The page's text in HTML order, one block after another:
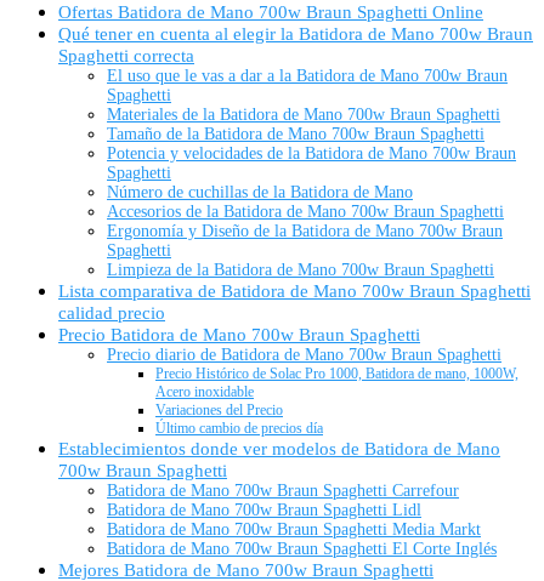
Ofertas Batidora de Mano 700w Braun Spaghetti Online
Qué tener en cuenta al elegir la Batidora de Mano 700w Braun
Spaghetti correcta
El uso que le vas a dar a la Batidora de Mano 700w Braun
Spaghetti
Materiales de la Batidora de Mano 700w Braun Spaghetti
Tamaño de la Batidora de Mano 700w Braun Spaghetti
Potencia y velocidades de la Batidora de Mano 700w Braun
Spaghetti
Número de cuchillas de la Batidora de Mano
Accesorios de la Batidora de Mano 700w Braun Spaghetti
Ergonomía y Diseño de la Batidora de Mano 700w Braun
Spaghetti
Limpieza de la Batidora de Mano 700w Braun Spaghetti
Lista comparativa de Batidora de Mano 700w Braun Spaghetti
calidad precio
Precio Batidora de Mano 700w Braun Spaghetti
Precio diario de Batidora de Mano 700w Braun Spaghetti
Precio Histórico de Solac Pro 1000, Batidora de mano, 1000W,
Acero inoxidable
Variaciones del Precio
Último cambio de precios día
Establecimientos donde ver modelos de Batidora de Mano
700w Braun Spaghetti
Batidora de Mano 700w Braun Spaghetti Carrefour
Batidora de Mano 700w Braun Spaghetti Lidl
Batidora de Mano 700w Braun Spaghetti Media Markt
Batidora de Mano 700w Braun Spaghetti El Corte Inglés
Mejores Batidora de Mano 700w Braun Spaghetti